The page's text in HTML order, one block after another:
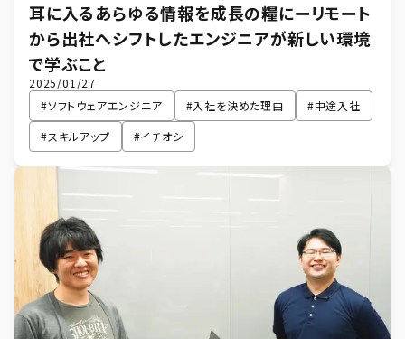
耳に入るあらゆる情報を成長の糧にーリモート
から出社へシフトしたエンジニアが新しい環境
で学ぶこと
2025/01/27
#ソフトウェアエンジニア #入社を決めた理由 #中途入社
#スキルアップ #イチオシ